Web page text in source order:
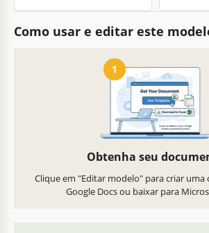
Como usar e editar este
1
Obtenha seu
Clique em "Editar modelo" para criar uma
Google Docs ou baixar para